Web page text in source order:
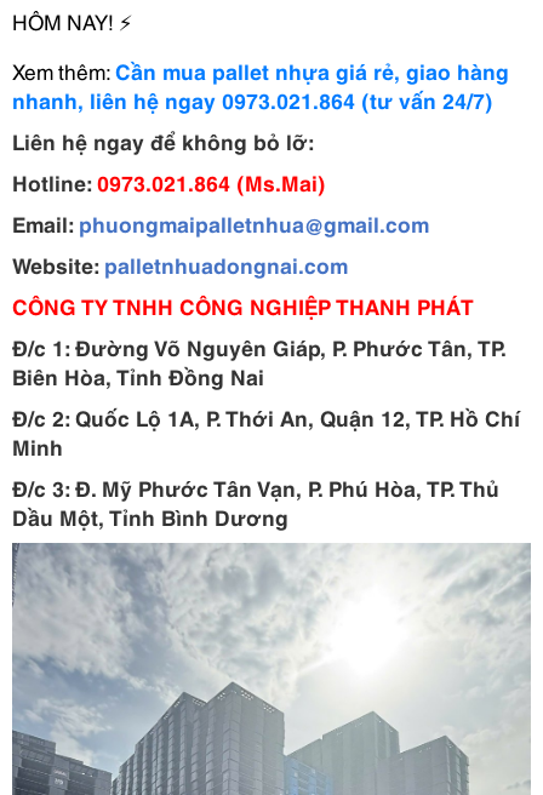
HÔM NAY! ⚡
Xem thêm:Cần mua pallet nhựa giá rẻ, giao hàng
nhanh, liên hệ ngay 0973.021.864 (tư vấn 24/7)
Liên hệ ngay để không bỏ lỡ:
Hotline:0973.021.864 (Ms.Mai)
Email: phuongmaipalletnhua@gmail.com
Website: palletnhuadongnai.com
CÔNG TY TNHH CÔNG NGHIỆP THANH PHÁT
Đ/c 1:Đường Võ Nguyên Giáp, P. Phước Tân, TP.
Biên Hòa, Tỉnh Đồng Nai
Đ/c 2:Quốc Lộ 1A, P. Thới An, Quận 12, TP. Hồ Chí
Minh
Đ/c 3:Đ. Mỹ Phước Tân Vạn, P. Phú Hòa, TP. Thủ
Dầu Một, Tỉnh Bình Dương